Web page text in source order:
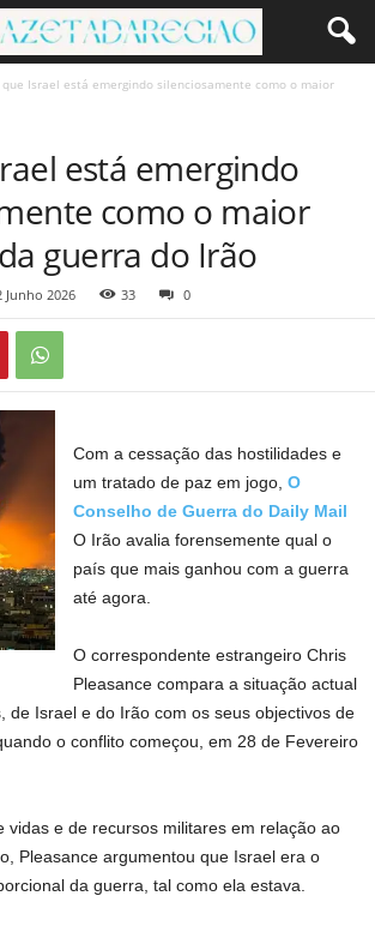
que Israel está emergindo silenciosamente como o maior
está emergindo
como o maior
guerra do Irão
Junho 2026 33 0
Com a cessação das hostilidades e
um tratado de paz em jogo,O
Conselho de Guerra do Daily Mail
O Irão avalia forensemente qual o
país que mais ganhou com a guerra
até agora.
O correspondente estrangeiro Chris
Pleasance compara a situação actual
de Israel e do Irão com os seus objectivos de
o conflito começou, em 28 de Fevereiro
vidas e de recursos militares em relação ao
Pleasance argumentou que Israel era o
da guerra, tal como ela estava.